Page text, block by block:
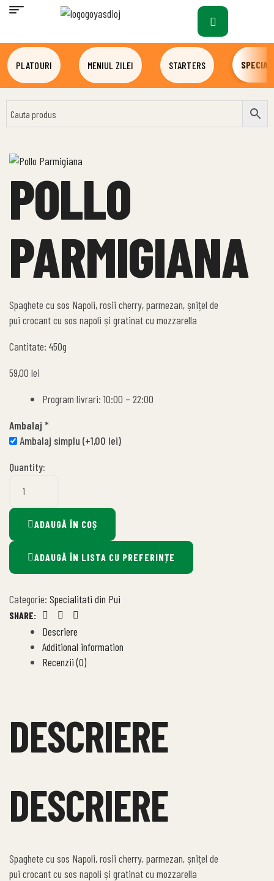
PLATOURI MENIUL ZILEI STARTERS
POLLO
PARMIGIANA
Spaghete cu sos Napoli, rosii cherry, parmezan, șnițel de
pui crocant cu sos napoli și gratinat cu mozzarella
Cantitate: 450g
59,00 lei
Program livrari: 10:00 – 22:00
Ambalaj *
Ambalaj simplu (+1,00 lei)
Quantity:
ADAUGĂ ÎN COȘ
ADAUGĂ ÎN LISTA CU PREFERINȚE
Categorie: Specialitati din Pui
SHARE:
Descriere
Additional information
Recenzii (0)
DESCRIERE
DESCRIERE
Spaghete cu sos Napoli, rosii cherry, parmezan, șnițel de
pui crocant cu sos napoli și gratinat cu mozzarella